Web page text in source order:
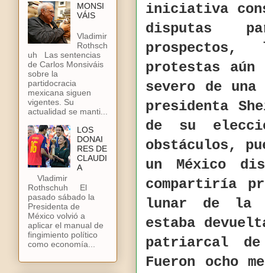
iniciativa
disputas
protestas
severo de una
presidenta
de su
obstáculos,
un México
compartiría
lunar de la
estaba
patriarcal
Fueron ocho
MONSI
VÁIS
Vladimir
Rothsch
uh Las sentencias
de Carlos Monsiváis
sobre la
partidocracia
mexicana siguen
vigentes. Su
actualidad se manti...
LOS
DONAI
RES DE
CLAUDI
A
Vladimir
Rothschuh El
pasado sábado la
Presidenta de
México volvió a
aplicar el manual de
fingimiento político
como economía...